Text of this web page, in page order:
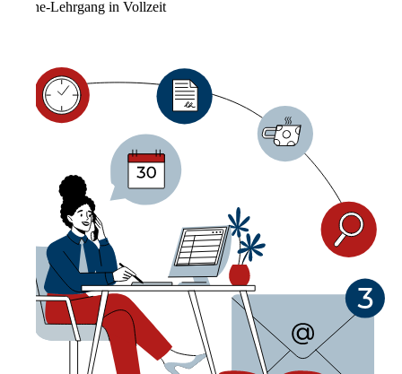
Online-Lehrgang in Vollzeit